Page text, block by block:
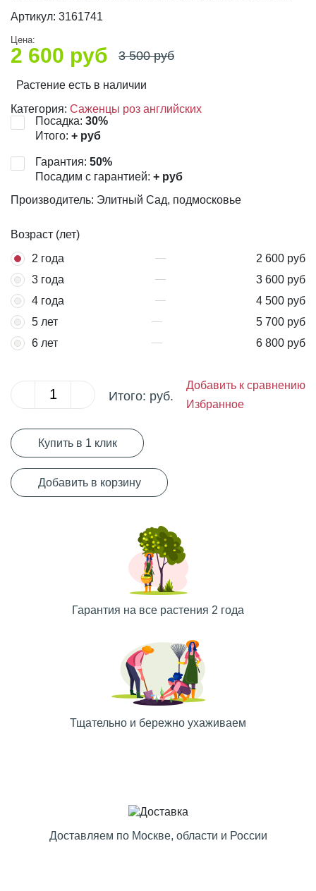
Артикул: 3161741
Цена:
2 600 руб 3 500руб
Растение есть в наличии
Категория: Саженцы роз английских
Посадка: 30%
Итого: + руб
Гарантия: 50%
Посадим с гарантией: + руб
Производитель: Элитный Сад, подмосковье
Возраст (лет)
2 года
2 600 руб
3 года
3 600 руб
4 года
4 500 руб
5 лет
5 700 руб
6 лет
6 800 руб
Итого: руб.
Добавить к сравнению
Избранное
Купить в 1 клик
Добавить в корзину
Гарантия на все растения 2 года
Тщательно и бережно ухаживаем
Доставляем по Москве, области и России